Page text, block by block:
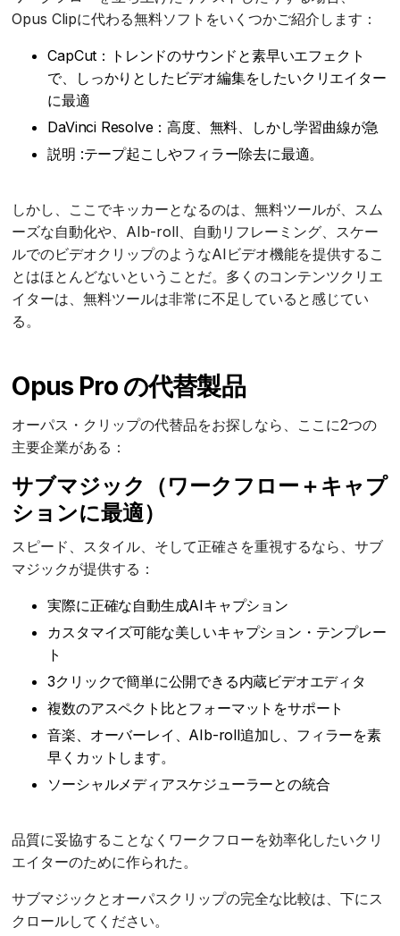
Opus Clipに代わる無料ソフトをいくつかご紹介します：
CapCut：トレンドのサウンドと素早いエフェクト
で、しっかりとしたビデオ編集をしたいクリエイター
に最適
DaVinci Resolve：高度、無料、しかし学習曲線が急
説明 :テープ起こしやフィラー除去に最適。
しかし、ここでキッカーとなるのは、無料ツールが、スム
ーズな自動化や、AIb-roll、自動リフレーミング、スケー
ルでのビデオクリップのようなAIビデオ機能を提供するこ
とはほとんどないということだ。多くのコンテンツクリエ
イターは、無料ツールは非常に不足していると感じてい
る。
Opus Pro の代替製品
オーパス・クリップの代替品をお探しなら、ここに2つの
主要企業がある：
サブマジック
（ワークフロー＋キャプ
ションに最適）
スピード、スタイル、そして正確さを重視するなら、サブ
マジックが提供する：
実際に正確な自動生成AIキャプション
カスタマイズ可能な美しいキャプション・テンプレー
ト
3クリックで簡単に公開できる内蔵ビデオエディタ
複数のアスペクト比とフォーマットをサポート
音楽、オーバーレイ、AIb-roll追加し、フィラーを素
早くカットします。
ソーシャルメディアスケジューラーとの統合
品質に妥協することなくワークフローを効率化したいクリ
エイターのために作られた。
サブマジックとオーパスクリップの完全な比較は、下にス
クロールしてください。